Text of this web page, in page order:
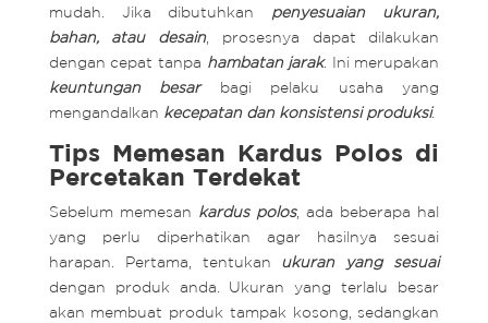
mudah. Jika dibutuhkan penyesuaian ukuran,
bahan, atau desain, prosesnya dapat dilakukan
dengan cepat tanpa hambatan jarak. Ini merupakan
keuntungan besarbagi pelaku usaha yang
mengandalkan kecepatan dan konsistensi produksi.
Tips Memesan Kardus Polos di
Percetakan Terdekat
Sebelum memesan kardus polos, ada beberapa hal
yang perlu diperhatikan agar hasilnya sesuai
harapan. Pertama, tentukan ukuran yang sesuai
dengan produk anda. Ukuran yang terlalu besar
akan membuat produk tampak kosong, sedangkan